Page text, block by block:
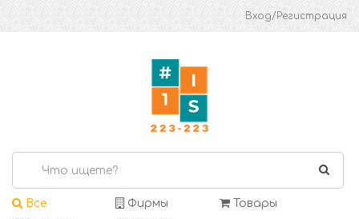
Вход/Регистрация
Все Фирмы
Товары